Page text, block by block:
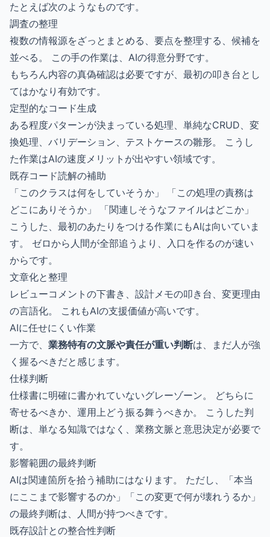
たとえば次のようなものです。
調査の整理
複数の情報源をざっとまとめる、要点を整理する、候補を
並べる。 この手の作業は、AIの得意分野です。
もちろん内容の真偽確認は必要ですが、最初の叩き台とし
てはかなり有効です。
定型的なコード生成
ある程度パターンが決まっている処理、単純なCRUD、変
換処理、バリデーション、テストケースの雛形。 こうし
た作業はAIの速度メリットが出やすい領域です。
既存コード読解の補助
「このクラスは何をしていそうか」 「この処理の責務は
どこにありそうか」 「関連しそうなファイルはどこか」
こうした、最初のあたりをつける作業にもAIは向いていま
す。 ゼロから人間が全部追うより、入口を作るのが速い
からです。
文章化と整理
レビューコメントの下書き、設計メモの叩き台、変更理由
の言語化。 これもAIの支援価値が高いです。
AIに任せにくい作業
一方で、 業務特有の文脈や責任が重い判断は、まだ人が強
く握るべきだと感じます。
仕様判断
仕様書に明確に書かれていないグレーゾーン。 どちらに
寄せるべきか、運用上どう振る舞うべきか。 こうした判
断は、単なる知識ではなく、業務文脈と意思決定が必要で
す。
影響範囲の最終判断
AIは関連箇所を拾う補助にはなります。 ただし、「本当
にここまで影響するのか」「この変更で何が壊れうるか」
の最終判断は、人間が持つべきです。
既存設計との整合性判断